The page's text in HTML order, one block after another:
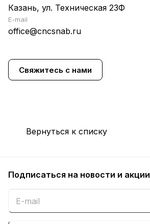
Казань, ул. Техническая 23Ф
E-mail
office@cncsnab.ru
Свяжитесь с нами
Вернуться к списку
Подписаться на новости и акции